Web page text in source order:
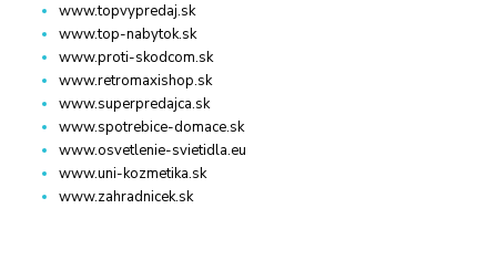
www.topvypredaj.sk
www.top-nabytok.sk
www.proti-skodcom.sk
www.retromaxishop.sk
www.superpredajca.sk
www.spotrebice-domace.sk
www.osvetlenie-svietidla.eu
www.uni-kozmetika.sk
www.zahradnicek.sk